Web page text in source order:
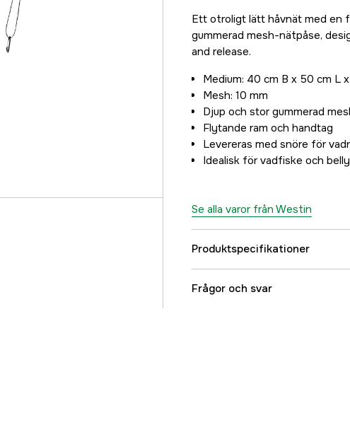
Ett otroligt lätt håvnät med en
gummerad mesh-nätpåse,
and release.
Medium: 40 cm B x 50 cm L
Mesh: 10 mm
Djup och stor gummerad
Flytande ram och handtag
Levereras med snöre för
Idealisk för vadfiske och
Se alla varor från Westin
Produktspecifikationer
Referensnummer
Frågor och svar